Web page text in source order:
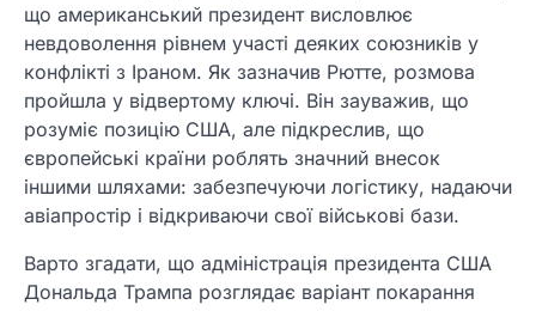
що американський президент висловлює
невдоволення рівнем участі деяких союзників у
конфлікті з Іраном. Як зазначив Рютте, розмова
пройшла у відвертому ключі. Він зауважив, що
розуміє позицію США, але підкреслив, що
європейські країни роблять значний внесок
іншими шляхами: забезпечуючи логістику, надаючи
авіапростір і відкриваючи свої військові бази.
Варто згадати, що адміністрація президента США
Дональда Трампа розглядає варіант покарання